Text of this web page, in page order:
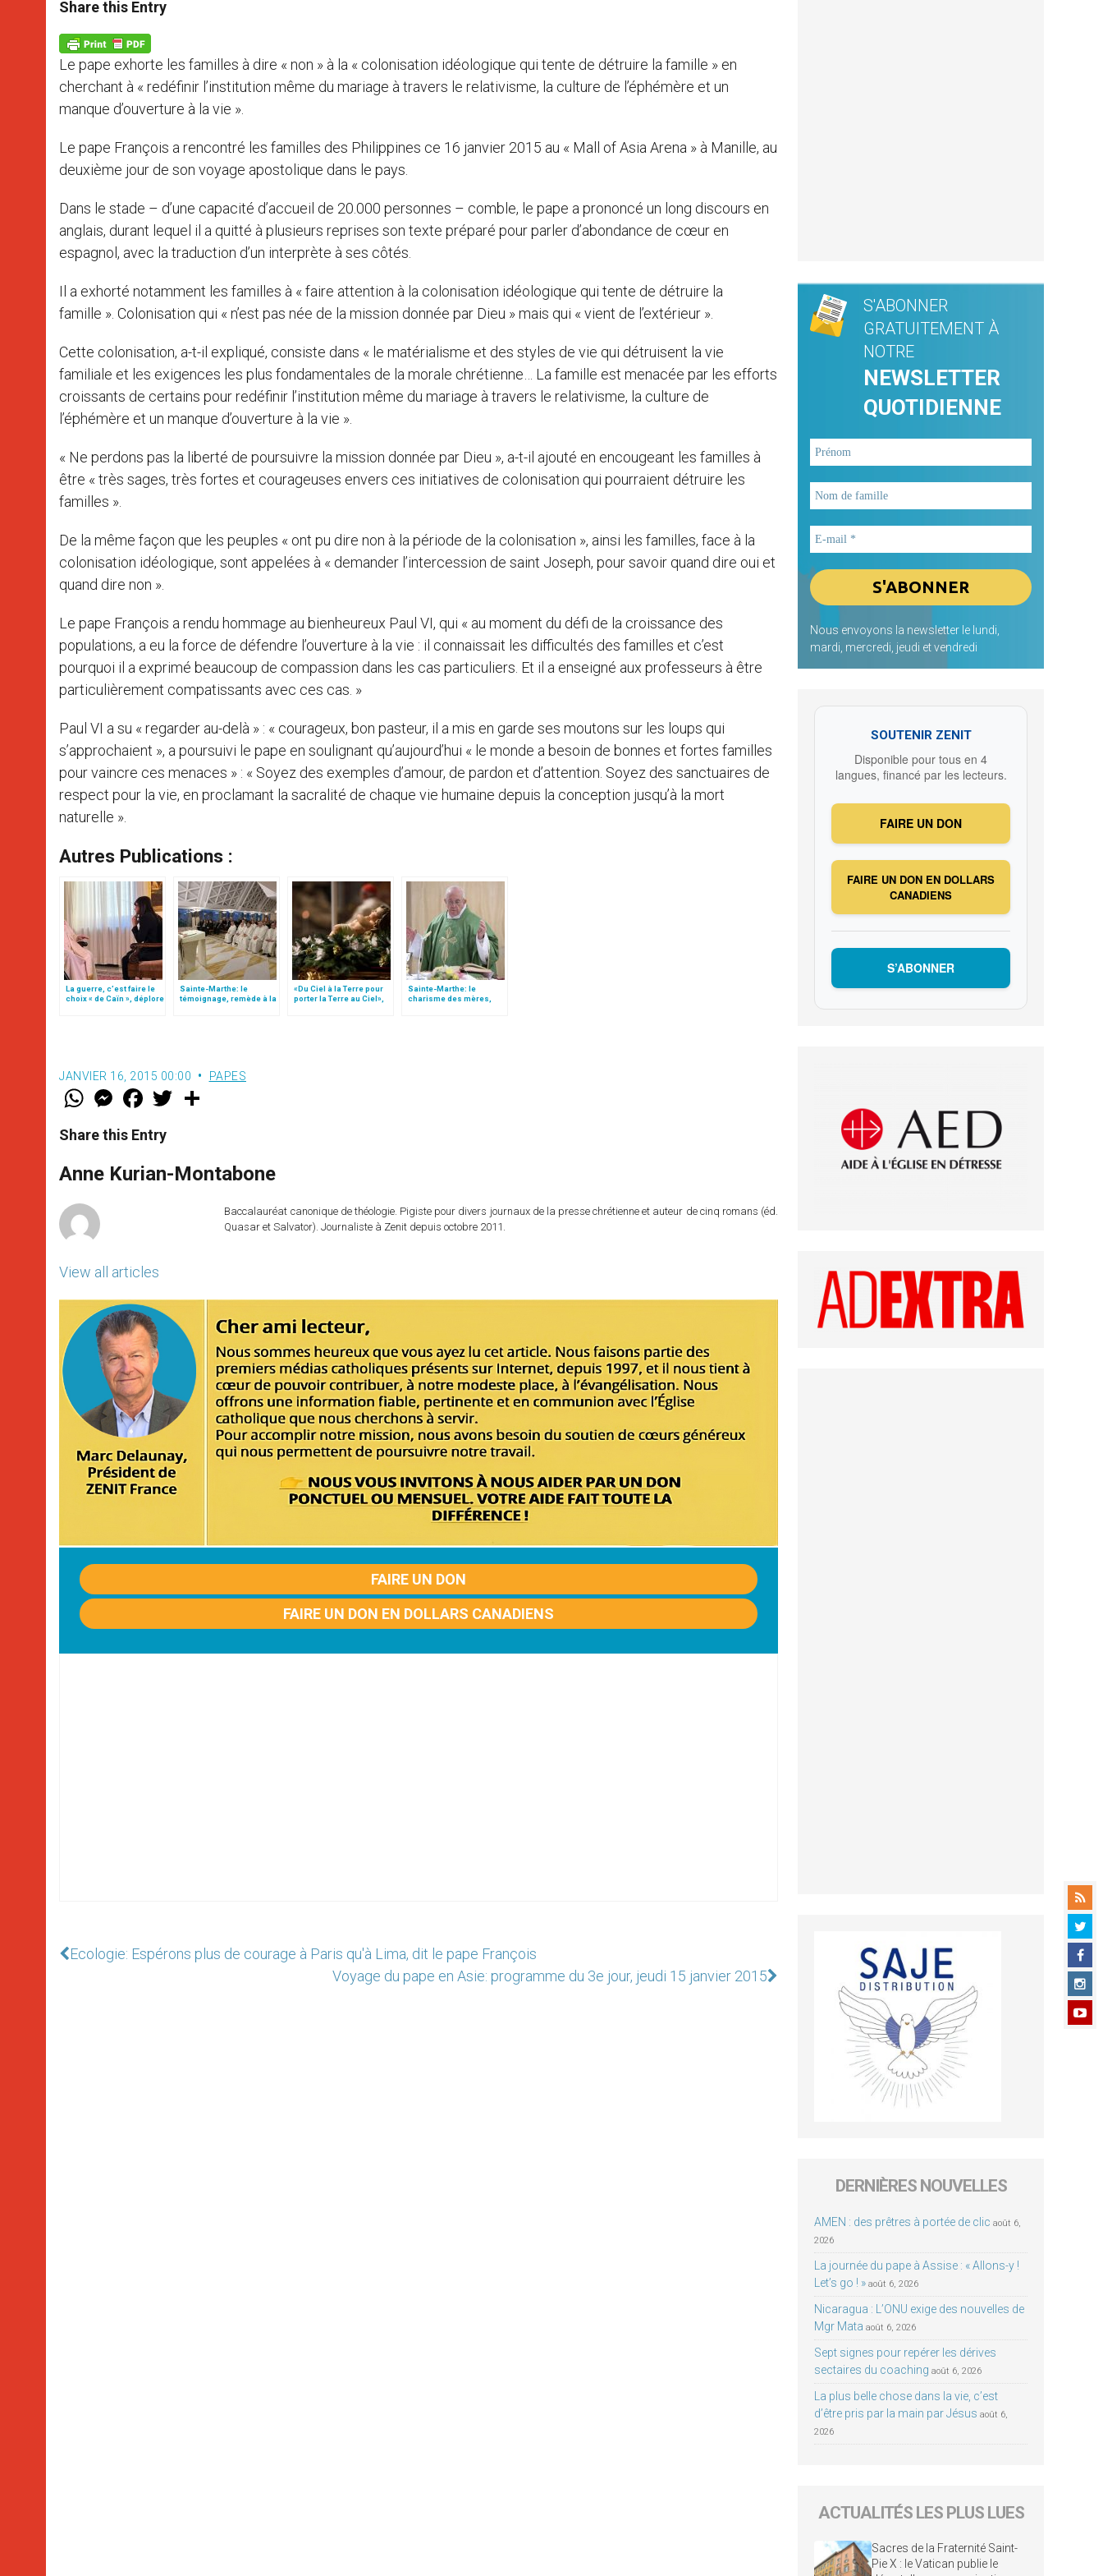
s
p
p
e
g
e
r
b
k
Share this Entry
Le pape exhorte les familles à dire « non » à la « colonisation idéologique qui tente de détruire la famille » en
cherchant à « redéfinir l’institution même du mariage à travers le relativisme, la culture de l’éphémère et un
manque d’ouverture à la vie ».
Le pape François a rencontré les familles des Philippines ce 16 janvier 2015 au « Mall of Asia Arena » à Manille, au
deuxième jour de son voyage apostolique dans le pays.
Dans le stade – d’une capacité d’accueil de 20.000 personnes – comble, le pape a prononcé un long discours en
anglais, durant lequel il a quitté à plusieurs reprises son texte préparé pour parler d’abondance de cœur en
espagnol, avec la traduction d’un interprète à ses côtés.
Il a exhorté notamment les familles à « faire attention à la colonisation idéologique qui tente de détruire la
famille ». Colonisation qui « n’est pas née de la mission donnée par Dieu » mais qui « vient de l’extérieur ».
Cette colonisation, a-t-il expliqué, consiste dans « le matérialisme et des styles de vie qui détruisent la vie
familiale et les exigences les plus fondamentales de la morale chrétienne… La famille est menacée par les efforts
croissants de certains pour redéfinir l’institution même du mariage à travers le relativisme, la culture de
l’éphémère et un manque d’ouverture à la vie ».
« Ne perdons pas la liberté de poursuivre la mission donnée par Dieu », a-t-il ajouté en encougeant les familles à
être « très sages, très fortes et courageuses envers ces initiatives de colonisation qui pourraient détruire les
familles ».
De la même façon que les peuples « ont pu dire non à la période de la colonisation », ainsi les familles, face à la
colonisation idéologique, sont appelées à « demander l’intercession de saint Joseph, pour savoir quand dire oui et
quand dire non ».
Le pape François a rendu hommage au bienheureux Paul VI, qui « au moment du défi de la croissance des
populations, a eu la force de défendre l’ouverture à la vie : il connaissait les difficultés des familles et c’est
pourquoi il a exprimé beaucoup de compassion dans les cas particuliers. Et il a enseigné aux professeurs à être
particulièrement compatissants avec ces cas. »
Paul VI a su « regarder au-delà » : « courageux, bon pasteur, il a mis en garde ses moutons sur les loups qui
s’approchaient », a poursuivi le pape en soulignant qu’aujourd’hui « le monde a besoin de bonnes et fortes familles
pour vaincre ces menaces » : « Soyez des exemples d’amour, de pardon et d’attention. Soyez des sanctuaires de
respect pour la vie, en proclamant la sacralité de chaque vie humaine depuis la conception jusqu’à la mort
naturelle ».
Autres Publications :
La guerre, c’est faire le
choix « de Caïn », déplore
Sainte-Marthe: le
témoignage, remède à la
«Du Ciel à la Terre pour
porter la Terre au Ciel»,
Sainte-Marthe: le
charisme des mères,
JANVIER 16, 2015 00:00 PAPES
W
t
s
p
p
M
e
s
e
g
e
F
a
e
b
o
k
w
r
Share this Entry
Anne Kurian-Montabone
View all articles
Baccalauréat canonique de théologie. Pigiste pour divers journaux de la presse chrétienne et auteur de cinq romans (éd.
Quasar et Salvator). Journaliste à Zenit depuis octobre 2011.
FAIRE UN DON
FAIRE UN DON EN DOLLARS CANADIENS
Ecologie: Espérons plus de courage à Paris qu'à Lima, dit le pape François
Voyage du pape en Asie: programme du 3e jour, jeudi 15 janvier 2015
S'ABONNER
GRATUITEMENT À
NOTRE
NEWSLETTER
QUOTIDIENNE
Nous envoyons la newsletter le lundi,
mardi, mercredi, jeudi et vendredi
SOUTENIR ZENIT
Disponible pour tous en 4
langues, financé par les lecteurs.
FAIRE UN DON
FAIRE UN DON EN DOLLARS
CANADIENS
S’ABONNER
DERNIÈRES NOUVELLES
AMEN : des prêtres à portée de clic août 6,
2026
La journée du pape à Assise : « Allons-y !
Let’s go ! » août 6, 2026
Nicaragua : L’ONU exige des nouvelles de
Mgr Mata août 6, 2026
Sept signes pour repérer les dérives
sectaires du coaching août 6, 2026
La plus belle chose dans la vie, c’est
d’être pris par la main par Jésus août 6,
2026
ACTUALITÉS LES PLUS LUES
Sacres de la Fraternité Saint-
Pie X : le Vatican publie le